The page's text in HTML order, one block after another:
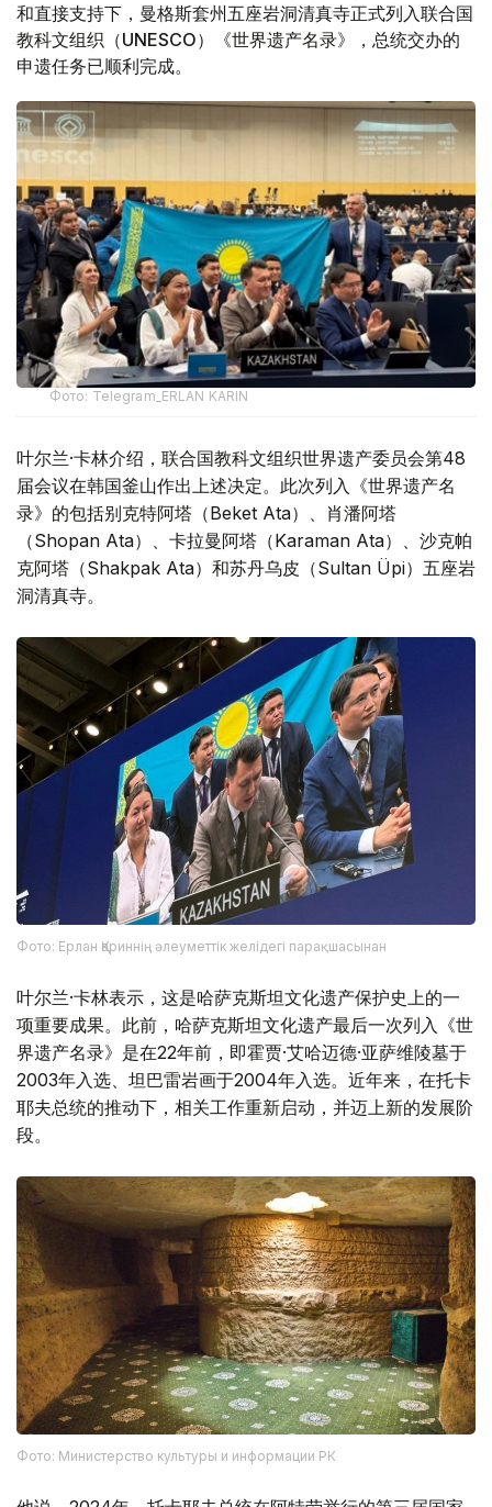
和直接支持下，曼格斯套州五座岩洞清真寺正式列入联合国
教科文组织（UNESCO）《世界遗产名录》，总统交办的
申遗任务已顺利完成。
Фото: Telegram_ERLAN KARIN
叶尔兰·卡林介绍，联合国教科文组织世界遗产委员会第48
届会议在韩国釜山作出上述决定。此次列入《世界遗产名
录》的包括别克特阿塔（Beket Ata）、肖潘阿塔
（Shopan Ata）、卡拉曼阿塔（Karaman Ata）、沙克帕
克阿塔（Shakpak Ata）和苏丹乌皮（Sultan Üpi）五座岩
洞清真寺。
Фото: Ерлан Қариннің әлеуметтік желідегі парақшасынан
叶尔兰·卡林表示，这是哈萨克斯坦文化遗产保护史上的一
项重要成果。此前，哈萨克斯坦文化遗产最后一次列入《世
界遗产名录》是在22年前，即霍贾·艾哈迈德·亚萨维陵墓于
2003年入选、坦巴雷岩画于2004年入选。近年来，在托卡
耶夫总统的推动下，相关工作重新启动，并迈上新的发展阶
段。
Фото: Министерство культуры и информации РК